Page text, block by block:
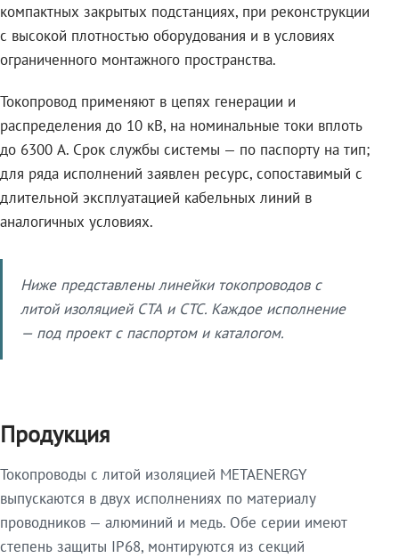
компактных закрытых подстанциях, при реконструкции
с высокой плотностью оборудования и в условиях
ограниченного монтажного пространства.
Токопровод применяют в цепях генерации и
распределения до 10 кВ, на номинальные токи вплоть
до 6300 А. Срок службы системы — по паспорту на тип;
для ряда исполнений заявлен ресурс, сопоставимый с
длительной эксплуатацией кабельных линий в
аналогичных условиях.
Ниже представлены линейки токопроводов с
литой изоляцией СТА и СТС. Каждое исполнение
— под проект с паспортом и каталогом.
Продукция
Токопроводы с литой изоляцией METAENERGY
выпускаются в двух исполнениях по материалу
проводников — алюминий и медь. Обе серии имеют
степень защиты IP68, монтируются из секций